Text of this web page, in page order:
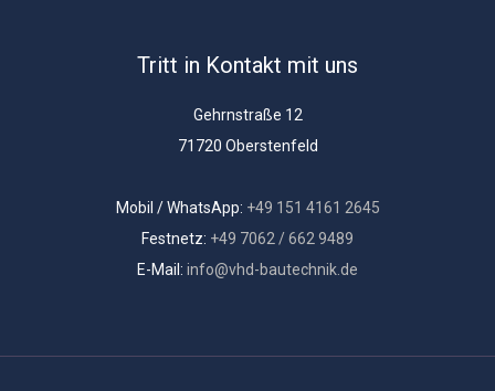
Tritt in Kontakt mit uns
Gehrnstraße 12
71720 Oberstenfeld
Mobil / WhatsApp: +49 151 4161 2645
Festnetz: +49 7062 / 662 9489
E-Mail: info@vhd-bautechnik.de